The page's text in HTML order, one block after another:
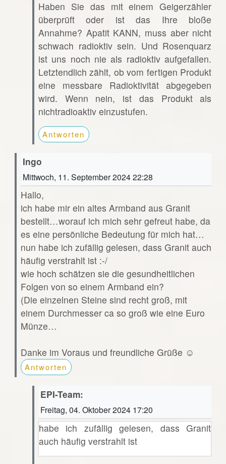
Haben Sie das mit einem Geigerzähler
überprüft oder ist das Ihre bloße
Annahme? Apatit KANN, muss aber nicht
schwach radioktiv sein. Und Rosenquarz
ist uns noch nie als radioktiv aufgefallen.
Letztendlich zählt, ob vom fertigen Produkt
eine messbare Radioktivität abgegeben
wird. Wenn nein, ist das Produkt als
nichtradioaktiv einzustufen.
Antworten
Ingo
Mittwoch, 11. September 2024 22:28
Hallo,
ich habe mir ein altes Armband aus Granit
bestellt…worauf ich mich sehr gefreut habe, da
es eine persönliche Bedeutung für mich hat…
nun habe ich zufällig gelesen, dass Granit auch
häufig verstrahlt ist :-/
wie hoch schätzen sie die gesundheitlichen
Folgen von so einem Armband ein?
(Die einzelnen Steine sind recht groß, mit
einem Durchmesser ca so groß wie eine Euro
Münze…
Danke im Voraus und freundliche Grüße ☺️
Antworten
EPI-Team:
Freitag, 04. Oktober 2024 17:20
habe ich zufällig gelesen, dass Granit
auch häufig verstrahlt ist